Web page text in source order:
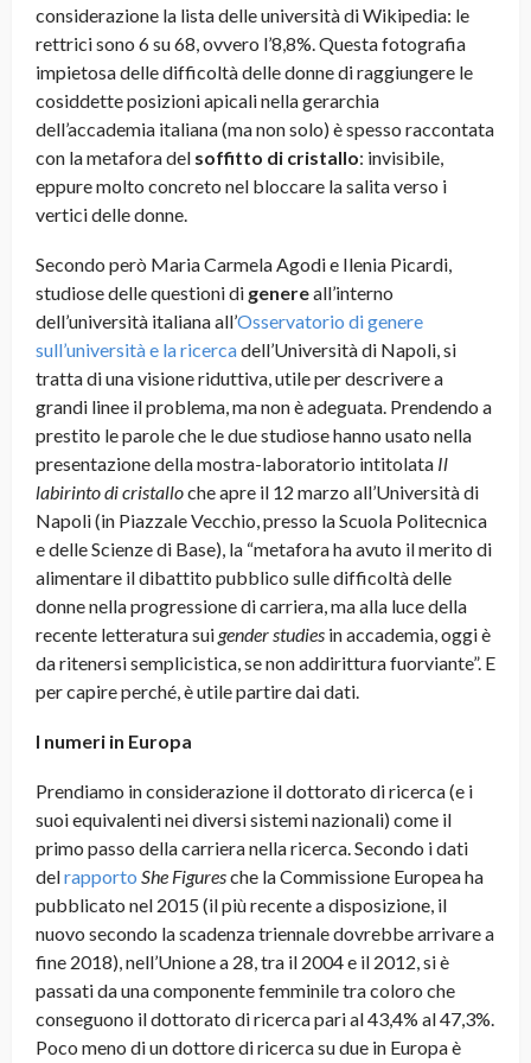
considerazione la lista delle università di Wikipedia: le
rettrici sono 6 su 68, ovvero l’8,8%. Questa fotografia
impietosa delle difficoltà delle donne di raggiungere le
cosiddette posizioni apicali nella gerarchia
dell’accademia italiana (ma non solo) è spesso raccontata
con la metafora del soffitto di cristallo: invisibile,
eppure molto concreto nel bloccare la salita verso i
vertici delle donne.
Secondo però Maria Carmela Agodi e Ilenia Picardi,
studiose delle questioni di genereall’interno
dell’università italiana all’Osservatorio di genere
sull’università e la ricercadell’Università di Napoli, si
tratta di una visione riduttiva, utile per descrivere a
grandi linee il problema, ma non è adeguata. Prendendo a
prestito le parole che le due studiose hanno usato nella
presentazione della mostra-laboratorio intitolata Il
labirinto di cristalloche apre il 12 marzo all’Università di
Napoli (in Piazzale Vecchio, presso la Scuola Politecnica
e delle Scienze di Base), la “metafora ha avuto il merito di
alimentare il dibattito pubblico sulle difficoltà delle
donne nella progressione di carriera, ma alla luce della
recente letteratura suigender studies in accademia, oggi è
da ritenersi semplicistica, se non addirittura fuorviante”. E
per capire perché, è utile partire dai dati.
I numeri in Europa
Prendiamo in considerazione il dottorato di ricerca (e i
suoi equivalenti nei diversi sistemi nazionali) come il
primo passo della carriera nella ricerca. Secondo i dati
delrapporto She Figuresche la Commissione Europea ha
pubblicato nel 2015 (il più recente a disposizione, il
nuovo secondo la scadenza triennale dovrebbe arrivare a
fine 2018), nell’Unione a 28, tra il 2004 e il 2012, si è
passati da una componente femminile tra coloro che
conseguono il dottorato di ricerca pari al 43,4% al 47,3%.
Poco meno di un dottore di ricerca su due in Europa è